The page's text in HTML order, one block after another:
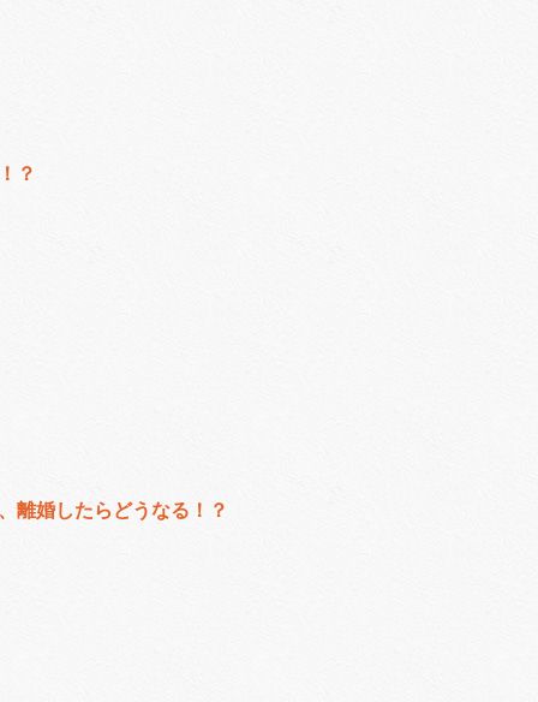
？
離婚したらどうなる！？